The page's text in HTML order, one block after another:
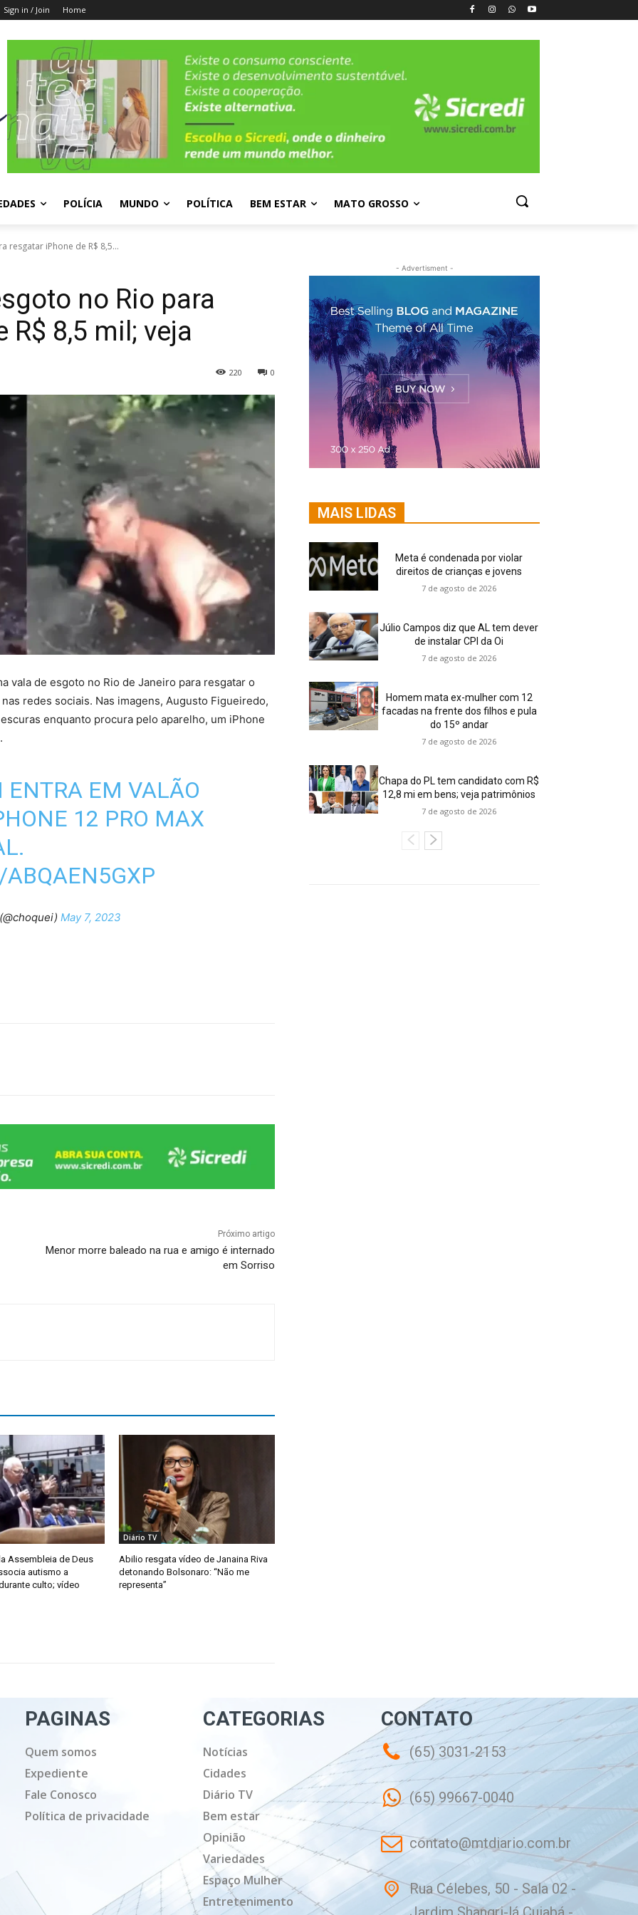
Sign in / Join Home
POLÍCIA MUNDO POLÍTICA BEM ESTAR MATO GROSSO
resgatar iPhone de R$ 8,5...
no Rio para
R$ 8,5 mil; veja
0
220
vala de esgoto no Rio de Janeiro para resgatar o
redes sociais. Nas imagens, Augusto Figueiredo,
enquanto procura pelo aparelho, um iPhone
ENTRA EM VALÃO
12 PRO MAX
May 7, 2023
Próximo artigo
Menor morre baleado na rua e amigo é internado
em Sorriso
Assembleia de Deus
autismo a
culto; vídeo
Diário TV
Abilio resgata vídeo de Janaina Riva
detonando Bolsonaro: “Não me
representa”
- Advertisment -
MAIS LIDAS
Meta é condenada por violar
direitos de crianças e jovens
7 de agosto de 2026
Júlio Campos diz que AL tem dever
de instalar CPI da Oi
7 de agosto de 2026
Homem mata ex-mulher com 12
facadas na frente dos filhos e pula
do 15º andar
7 de agosto de 2026
Chapa do PL tem candidato com R$
12,8 mi em bens; veja patrimônios
7 de agosto de 2026
PAGINAS
Quem somos
Expediente
Fale Conosco
Política de privacidade
CATEGORIAS
Notícias
Cidades
Diário TV
Bem estar
Opinião
Variedades
Espaço Mulher
Entretenimento
CONTATO
(65) 3031-2153
(65) 99667-0040
contato@mtdiario.com.br
Rua Célebes, 50 - Sala 02 -